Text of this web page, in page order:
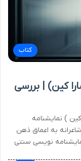
کتاب
سایکوسیس 4:48 (سارا کین) | بررسی
سارا کین ) نمایشنامه
و شاعرانه به اعماق ذهن
نویسی سنتی